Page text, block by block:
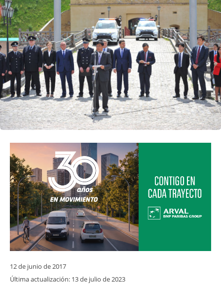
12 de junio de 2017
Última actualización: 13 de julio de 2023